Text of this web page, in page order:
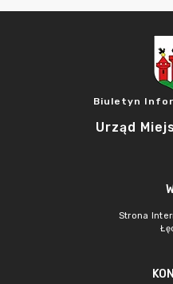
Biuletyn
Urząd
Strona